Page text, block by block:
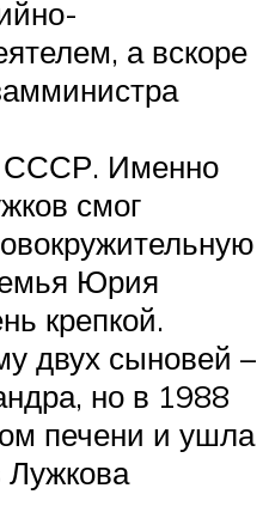
а вскоре
СССР. Именно
смог
Юрия
крепкой.
двух сыновей –
но в 1988
печени и ушла
Лужкова